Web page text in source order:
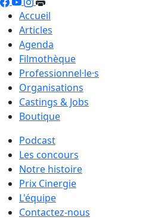
Accueil
Articles
Agenda
Filmothèque
Professionnel·le·s
Organisations
Castings & Jobs
Boutique
Podcast
Les concours
Notre histoire
Prix Cinergie
L'équipe
Contactez-nous